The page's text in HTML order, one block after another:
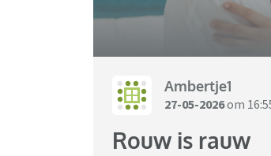
Ambertje1
27-05-2026om
Rouw is rauw